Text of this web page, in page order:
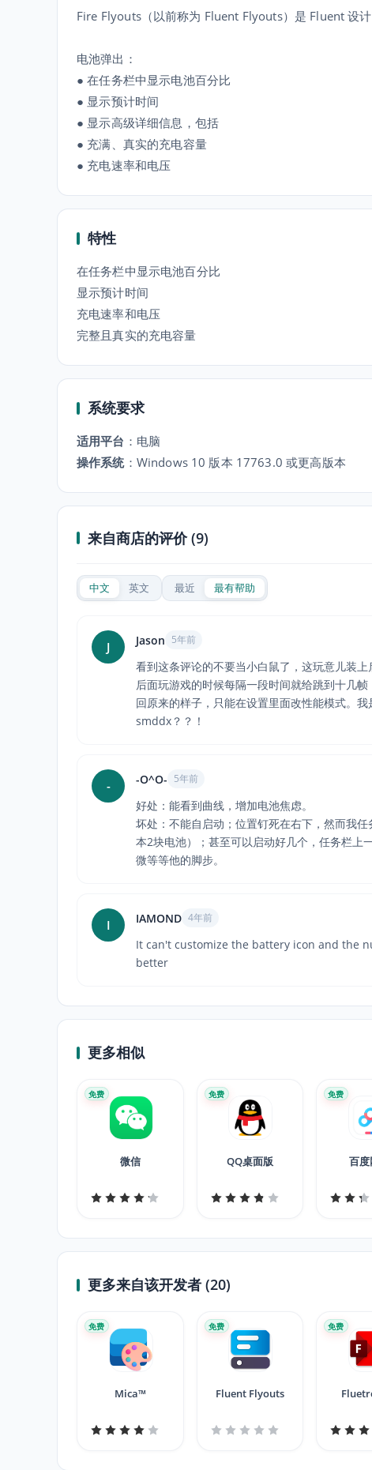
Fire Flyouts（以前称为 Fluent Flyouts）是 Fluent 设
电池弹出：
● 在任务栏中显示电池百分比
● 显示预计时间
● 显示高级详细信息，包括
● 充满、真实的充电容量
● 充电速率和电压
特性
在任务栏中显示电池百分比
显示预计时间
充电速率和电压
完整且真实的充电容量
系统要求
适用平台 ： 电脑
操作系统： Windows 10 版本 17763.0 或更高版本
来自商店的评价 (9)
中文 英文 最近 最有帮助
J Jason 5年前
看到这条评论的不要当小白鼠了，这玩意儿装
后面玩游戏的时候每隔一段时间就给跳到十几
回原来的样子，只能在设置里面改性能模式。
smddx？？！
- -O^O- 5年前
好处：能看到曲线，增加电池焦虑。
坏处：不能自启动；位置钉死在右下，然而我
本2块电池）；甚至可以启动好几个，任务栏上
微等等他的脚步。
I IAMOND 4年前
It can't customize the battery icon and the
better
更多相似
微信
免费
QQ桌面版
免费
百
免费
更多来自该开发者 (20)
Mica™️
免费
Fluent Flyouts
免费 免费